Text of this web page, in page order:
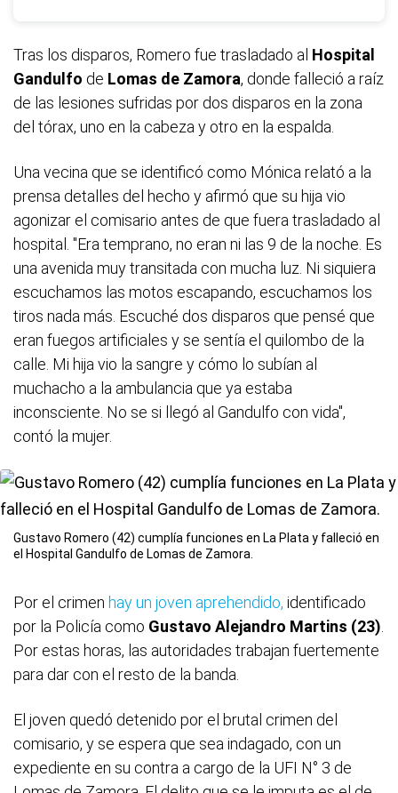
Tras los disparos, Romero fue trasladado al Hospital
Gandulfo de Lomas de Zamora, donde falleció a raíz
de las lesiones sufridas por dos disparos en la zona
del tórax, uno en la cabeza y otro en la espalda.
Una vecina que se identificó como Mónica relató a la
prensa detalles del hecho y afirmó que su hija vio
agonizar el comisario antes de que fuera trasladado al
hospital. "Era temprano, no eran ni las 9 de la noche. Es
una avenida muy transitada con mucha luz. Ni siquiera
escuchamos las motos escapando, escuchamos los
tiros nada más. Escuché dos disparos que pensé que
eran fuegos artificiales y se sentía el quilombo de la
calle. Mi hija vio la sangre y cómo lo subían al
muchacho a la ambulancia que ya estaba
inconsciente. No se si llegó al Gandulfo con vida",
contó la mujer.
Gustavo Romero (42) cumplía funciones en La Plata y falleció en
el Hospital Gandulfo de Lomas de Zamora.
Por el crimen hay un joven aprehendido, identificado
por la Policía como Gustavo Alejandro Martins (23)
Por estas horas, las autoridades trabajan fuertemente
para dar con el resto de la banda.
El joven quedó detenido por el brutal crimen del
comisario, y se espera que sea indagado, con un
expediente en su contra a cargo de la UFI N° 3 de